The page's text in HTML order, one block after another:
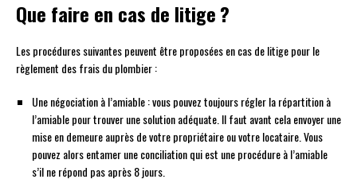
Que faire en cas de litige ?
Les procédures suivantes peuvent être proposées en cas de litige pour le
règlement des frais du plombier :
Une négociation à l’amiable : vous pouvez toujours régler la répartition à
l’amiable pour trouver une solution adéquate. Il faut avant cela envoyer une
mise en demeure auprès de votre propriétaire ou votre locataire. Vous
pouvez alors entamer une conciliation qui est une procédure à l’amiable
s’il ne répond pas après 8 jours.